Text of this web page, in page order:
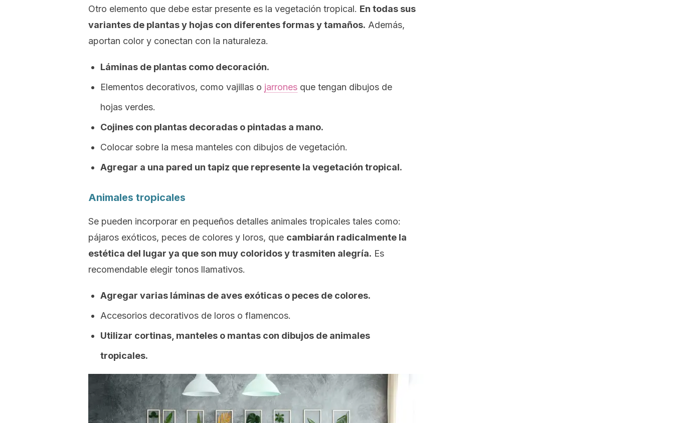
Otro elemento que debe estar presente es la vegetación tropical. En todas sus
variantes de plantas y hojas con diferentes formas y tamaños. Además,
aportan color y conectan con la naturaleza.
Láminas de plantas como decoración.
Elementos decorativos, como vajillas o jarrones que tengan dibujos de
hojas verdes.
Cojines con plantas decoradas o pintadas a mano.
Colocar sobre la mesa manteles con dibujos de vegetación.
Agregar a una pared un tapiz que represente la vegetación tropical.
Animales tropicales
Se pueden incorporar en pequeños detalles animales tropicales tales como:
pájaros exóticos, peces de colores y loros, que cambiarán radicalmente la
estética del lugar ya que son muy coloridos y trasmiten alegría. Es
recomendable elegir tonos llamativos.
Agregar varias láminas de aves exóticas o peces de colores.
Accesorios decorativos de loros o flamencos.
Utilizar cortinas, manteles o mantas con dibujos de animales
tropicales.